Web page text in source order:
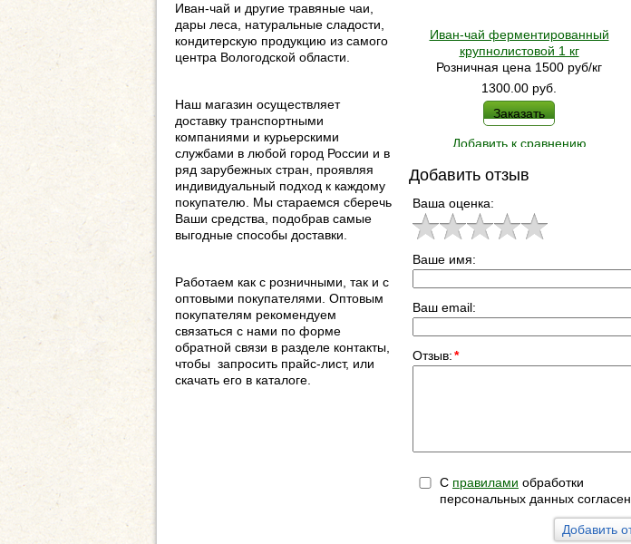
Иван-чай и другие травяные чаи,
дары леса, натуральные сладости,
кондитерскую продукцию из самого
центра Вологодской области.
Наш магазин осуществляет
доставку транспортными
компаниями и курьерскими
службами в любой город России и в
ряд зарубежных стран, проявляя
индивидуальный подход к каждому
покупателю. Мы стараемся сберечь
Ваши средства, подобрав самые
выгодные способы доставки.
Работаем как с розничными, так и с
оптовыми покупателями. Оптовым
покупателям рекомендуем
связаться с нами по форме
обратной связи в разделе контакты,
чтобы запросить прайс-лист, или
скачать его в каталоге.
Иван-чай ферментированный
крупнолистовой 1 кг
Розничная цена 1500 руб/кг
1300.00 руб.
Заказать
Добавить к сравнению
Добавить отзыв
Ваша оценка:
Ваше имя:
Ваш email:
Отзыв:*
С правилами обработки
персональных данных согласен